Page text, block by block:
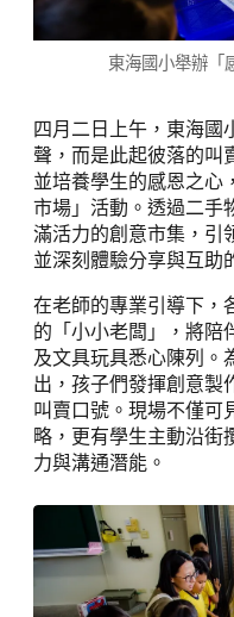
東海國小舉辦「
四月二日上午，東海國
聲，而是此起彼落的叫
並培養學生的感恩之心
市場」活動。透過二手
滿活力的創意市集，引
並深刻體驗分享與互助
在老師的專業引導下，
的「小小老闆」，將陪
及文具玩具悉心陳列。
出，孩子們發揮創意製
叫賣口號。現場不僅可
略，更有學生主動沿街
力與溝通潛能。